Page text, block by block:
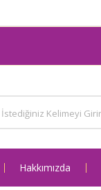
Hakkımızda